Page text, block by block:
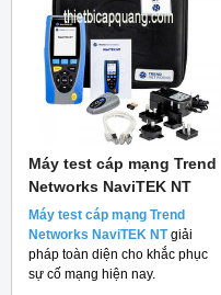
Máy test cáp mạng Trend
Networks NaviTEK NT
Máy test cáp mạng Trend
Networks NaviTEK NT giải
pháp toàn diện cho khắc phục
sự cố mạng hiện nay.